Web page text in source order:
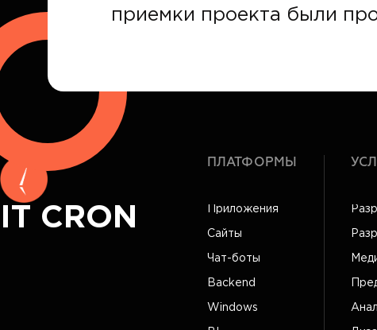
приемки проекта были
IT CRON
ПЛАТФОРМЫ
Приложения
Сайты
Чат-боты
Backend
Windows